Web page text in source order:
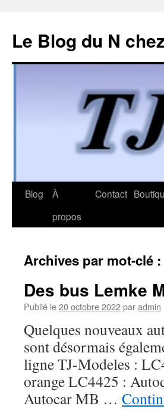
Le Blog du N
Aller
Blog
À
propos
Contact
Archives par mot-clé :
Des bus Lemke
Publié le20 octobre 2022paradmin
Quelques nouveaux
sont désormais
ligne TJ-Modeles :
orange LC4425 :
Autocar MB …